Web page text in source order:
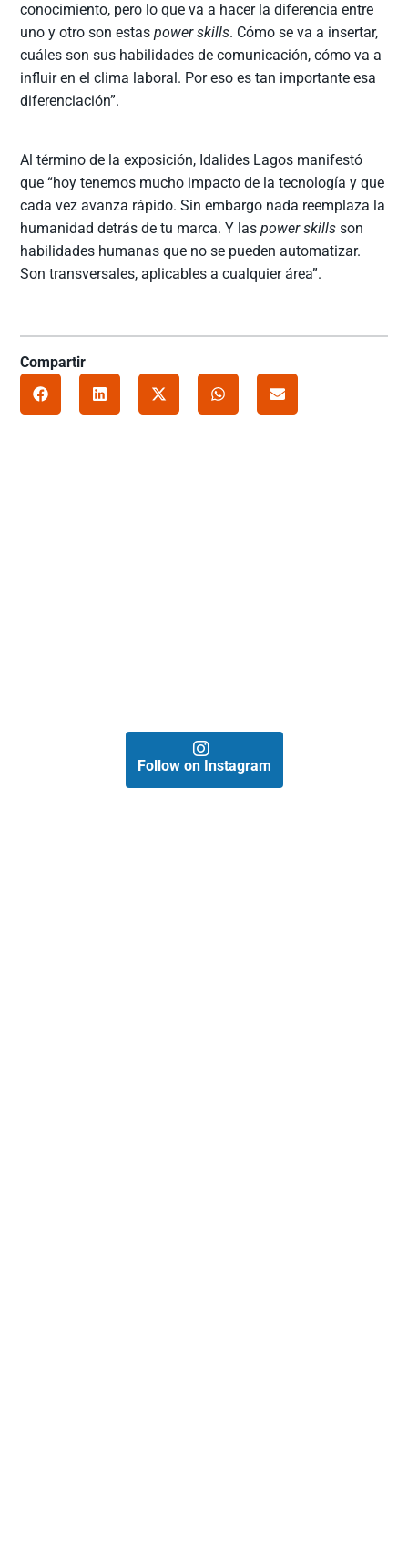
conocimiento, pero lo que va a hacer la diferencia entre
uno y otro son estaspower skills. Cómo se va a insertar,
cuáles son sus habilidades de comunicación, cómo va a
influir en el clima laboral. Por eso es tan importante esa
diferenciación”.
Al término de la exposición, Idalides Lagos manifestó
que “hoy tenemos mucho impacto de la tecnología y que
cada vez avanza rápido. Sin embargo nada reemplaza la
humanidad detrás de tu marca. Y laspower skills son
habilidades humanas que no se pueden automatizar.
Son transversales, aplicables a cualquier área”.
Compartir
Follow on Instagram